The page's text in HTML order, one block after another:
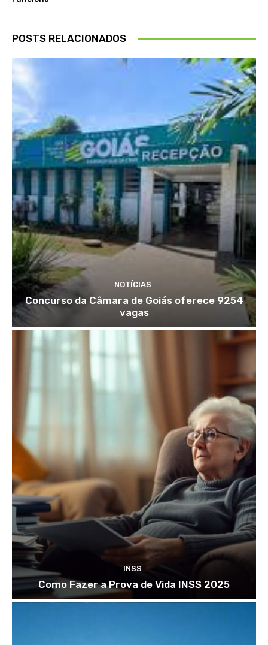
POSTS RELACIONADOS
NOTÍCIAS
Concurso da Câmara de Goiás oferece 9254
vagas
INSS
Como Fazer a Prova de Vida INSS 2025